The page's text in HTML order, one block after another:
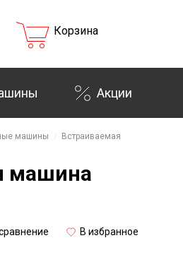
Корзина
Акции
машины
Встраиваемая
машина
В избранное